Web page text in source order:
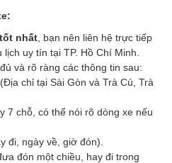
nhất , bạn nên liên hệ trực tiếp
uy tín tại TP. Hồ Chí Minh.
và rõ ràng các thông tin sau:
chỉ tại Sài Gòn và Trà Cú, Trà
7 chỗ, có thể nói rõ dòng xe nếu
đi, ngày về, giờ đón).
đón một chiều, hay đi trong